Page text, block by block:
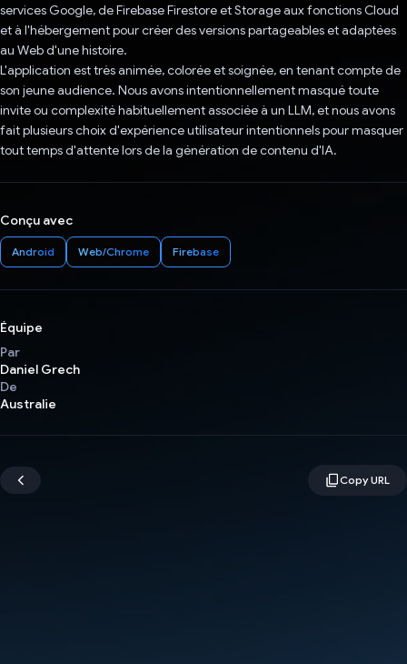
services Google, de Firebase Firestore et Storage aux fonctions Cloud
et à l'hébergement pour créer des versions partageables et adaptées
au Web d'une histoire.
L'application est très animée, colorée et soignée, en tenant compte de
son jeune audience. Nous avons intentionnellement masqué toute
invite ou complexité habituellement associée à un LLM, et nous avons
fait plusieurs choix d'expérience utilisateur intentionnels pour masquer
tout temps d'attente lors de la génération de contenu d'IA.
Conçu avec
Android Web/Chrome Firebase
Équipe
Par
Daniel Grech
De
Australie